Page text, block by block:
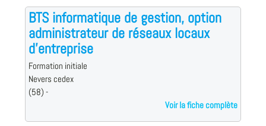
BTS informatique de gestion, option
administrateur de réseaux locaux
d'entreprise
Formation initiale
Nevers cedex
(58) -
Voir la fiche complète